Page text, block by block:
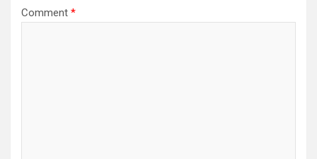
Comment *